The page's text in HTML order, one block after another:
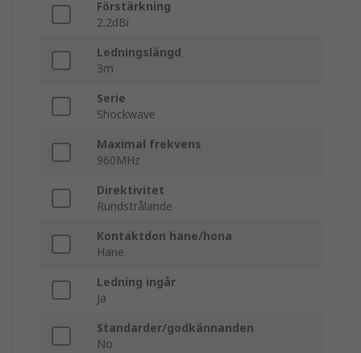
Förstärkning
2.2dBi
Ledningslängd
3m
Serie
Shockwave
Maximal frekvens
960MHz
Direktivitet
Rundstrålande
Kontaktdon hane/hona
Hane
Ledning ingår
Ja
Standarder/godkännanden
No